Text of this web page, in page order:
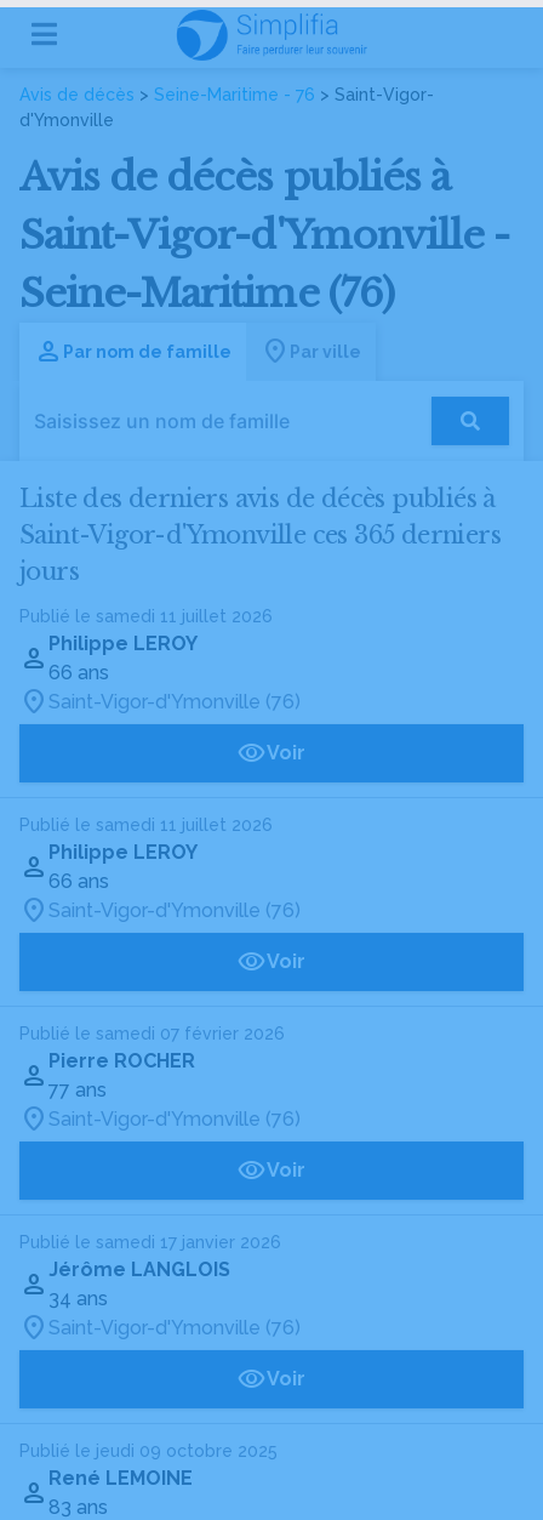
Avis de décès > Seine-Maritime - 76 > Saint-Vigor-
d'Ymonville
Avis de décès publiés à
Saint-Vigor-d'Ymonville -
Seine-Maritime (76)
Par nom de famille Par ville
Liste des derniers avis de décès publiés à
Saint-Vigor-d'Ymonville ces 365 derniers
jours
Publié le samedi 11 juillet 2026
Philippe LEROY
66 ans
Saint-Vigor-d'Ymonville (76)
Voir
Publié le samedi 11 juillet 2026
Philippe LEROY
66 ans
Saint-Vigor-d'Ymonville (76)
Voir
Publié le samedi 07 février 2026
Pierre ROCHER
77 ans
Saint-Vigor-d'Ymonville (76)
Voir
Publié le samedi 17 janvier 2026
Jérôme LANGLOIS
34 ans
Saint-Vigor-d'Ymonville (76)
Voir
Publié le jeudi 09 octobre 2025
René LEMOINE
83 ans